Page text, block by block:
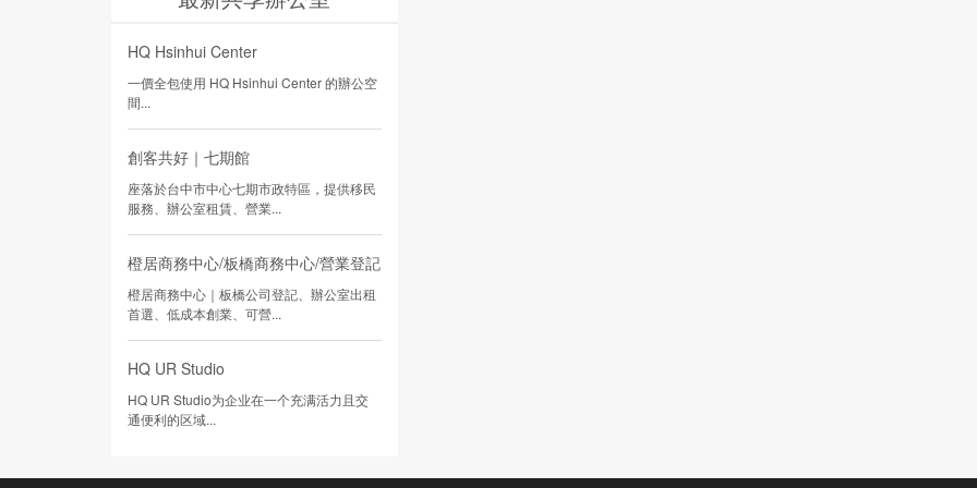
HQ Hsinhui Center
一價全包使用 HQ Hsinhui Center 的辦公空
間...
創客共好｜七期館
座落於台中市中心七期市政特區，提供移民
服務、辦公室租賃、營業...
橙居商務中心/板橋商務中心/營業登記
橙居商務中心｜板橋公司登記、辦公室出租
首選、低成本創業、可營...
HQ UR Studio
HQ UR Studio为企业在一个充满活力且交
通便利的区域...